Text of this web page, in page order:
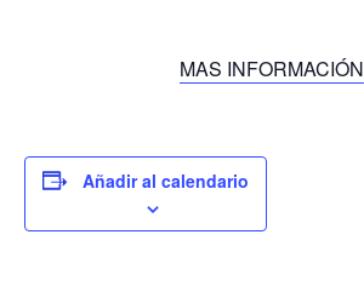
MAS INFORMACIÓN
Añadir al calendario